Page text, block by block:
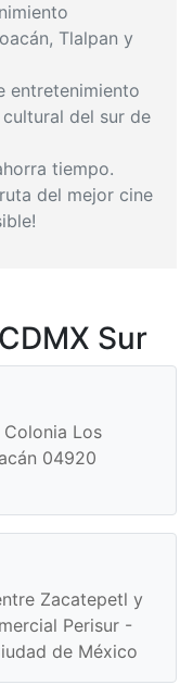
Tlalpan y
entretenimiento
del sur de
tiempo.
del mejor cine
Sur
Los
04920
Zacatepetl y
Perisur -
de México